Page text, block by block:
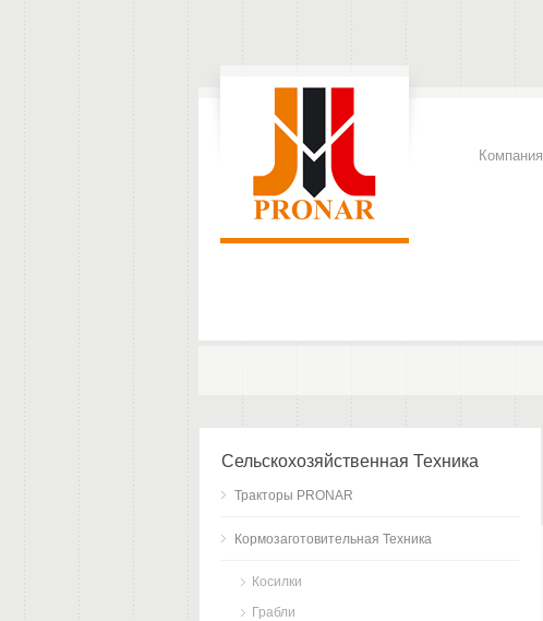
Компания
Сельскохозяйственная Техника
Тракторы PRONAR
Кормозаготовительная Техника
Косилки
Грабли